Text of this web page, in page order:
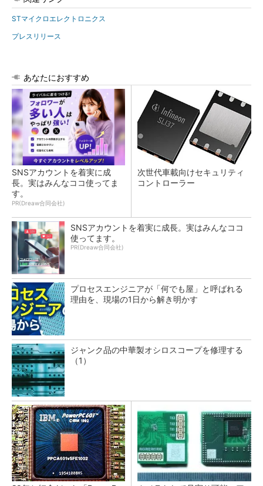
STマイクロエレクトロニクス
プレスリリース
あなたにおすすめ
SNSアカウントを着実に成
長。実はみんなココ使ってま
す。
PR(Dreaw合同会社)
次世代車載向けセキュリティ
コントローラー
SNSアカウントを着実に成長。実はみんなココ
使ってます。
PR(Dreaw合同会社)
プロセスエンジニアが「何でも屋」と呼ばれる
理由を、現場の1日から解き明かす
ジャンク品の中華製オシロスコープを修理する
（1）